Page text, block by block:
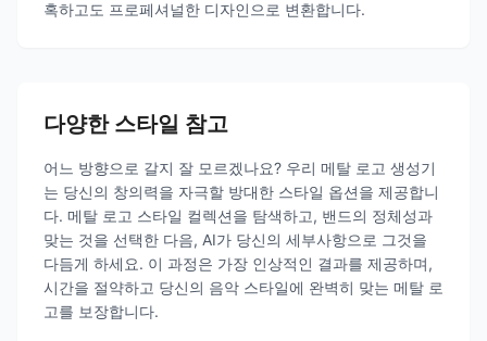
혹하고도 프로페셔널한 디자인으로 변환합니다.
다양한 스타일 참고
어느 방향으로 갈지 잘 모르겠나요? 우리 메탈 로고 생성기
는 당신의 창의력을 자극할 방대한 스타일 옵션을 제공합니
다. 메탈 로고 스타일 컬렉션을 탐색하고, 밴드의 정체성과
맞는 것을 선택한 다음, AI가 당신의 세부사항으로 그것을
다듬게 하세요. 이 과정은 가장 인상적인 결과를 제공하며,
시간을 절약하고 당신의 음악 스타일에 완벽히 맞는 메탈 로
고를 보장합니다.